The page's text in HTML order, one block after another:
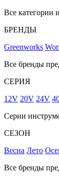
Все категории
БРЕНДЫ
Greenworks
Все бренды
СЕРИЯ
12V 20V 24V
Серии
СЕЗОН
Весна Лето
Все бренды